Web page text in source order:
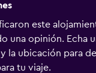
este
una opinión. Echa
la ubicación para
tu viaje.